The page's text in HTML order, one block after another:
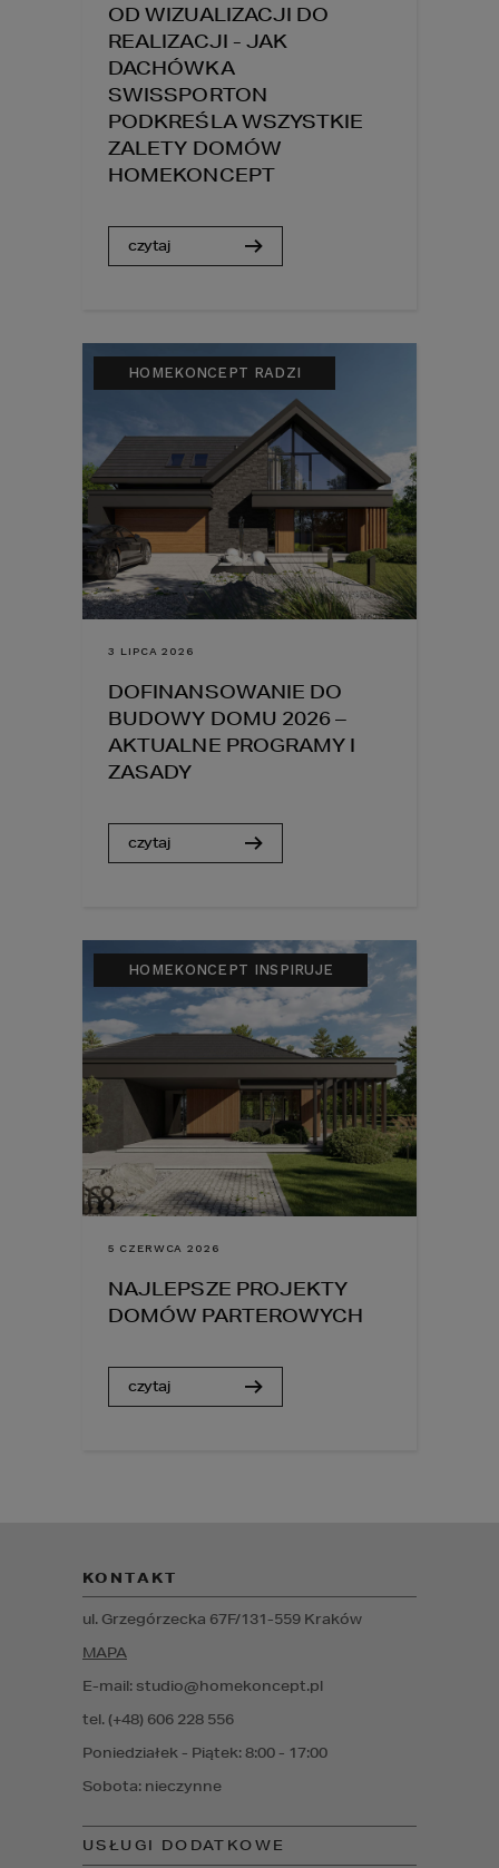
OD WIZUALIZACJI DO
REALIZACJI - JAK
DACHÓWKA
SWISSPORTON
PODKREŚLA WSZYSTKIE
ZALETY DOMÓW
HOMEKONCEPT
czytaj
HOMEKONCEPT RADZI
3 LIPCA 2026
DOFINANSOWANIE DO
BUDOWY DOMU 2026 –
AKTUALNE PROGRAMY I
ZASADY
czytaj
HOMEKONCEPT INSPIRUJE
5 CZERWCA 2026
NAJLEPSZE PROJEKTY
DOMÓW PARTEROWYCH
czytaj
USŁUGI DODATKOWE
Poniedziałek - Piątek: 8:00 - 17:00
Sobota: nieczynne
KONTAKT
E-mail: studio@homekoncept.pl
tel. (+48) 606 228 556
ul. Grzegórzecka 67F/131-559 Kraków
MAPA